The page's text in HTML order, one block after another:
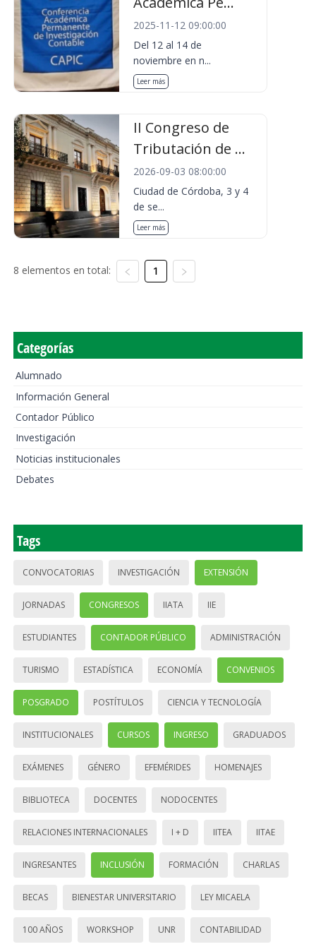
2025-11-12 09:00:00
Del 12 al 14 de
noviembre en n...
Leer más
II Congreso de
Tributación de ...
2026-09-03 08:00:00
Ciudad de Córdoba, 3 y 4
de se...
Leer más
8 elementos en total: 1
Categorías
Alumnado
Información General
Contador Público
Investigación
Noticias institucionales
Debates
Tags
CONVOCATORIAS INVESTIGACIÓN EXTENSIÓN
JORNADAS CONGRESOS IIATA IIE
ESTUDIANTES CONTADOR PÚBLICO ADMINISTRACIÓN
TURISMO ESTADÍSTICA ECONOMÍA CONVENIOS
POSGRADO POSTÍTULOS CIENCIA Y TECNOLOGÍA
INSTITUCIONALES CURSOS INGRESO GRADUADOS
EXÁMENES GÉNERO EFEMÉRIDES HOMENAJES
BIBLIOTECA DOCENTES NODOCENTES
RELACIONES INTERNACIONALES I + D IITEA IITAE
INGRESANTES INCLUSIÓN FORMACIÓN CHARLAS
BECAS BIENESTAR UNIVERSITARIO LEY MICAELA
100 AÑOS WORKSHOP UNR CONTABILIDAD